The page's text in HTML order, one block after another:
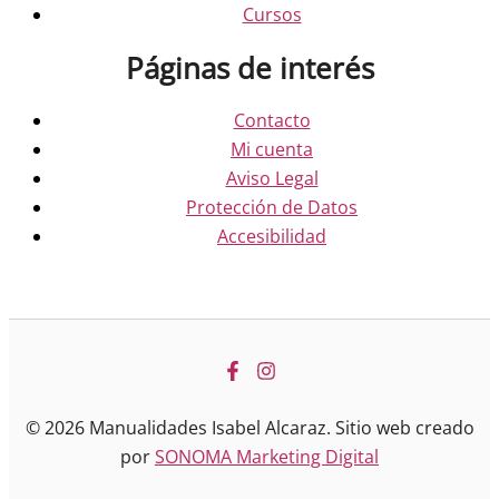
Cursos
Páginas de interés
Contacto
Mi cuenta
Aviso Legal
Protección de Datos
Accesibilidad
© 2026 Manualidades Isabel Alcaraz. Sitio web creado
porSONOMA Marketing Digital